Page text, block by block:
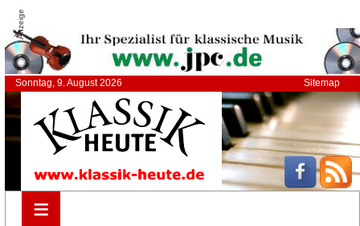
Anzeige
Sonntag, 9. August 2026 Sitemap
≡
≡